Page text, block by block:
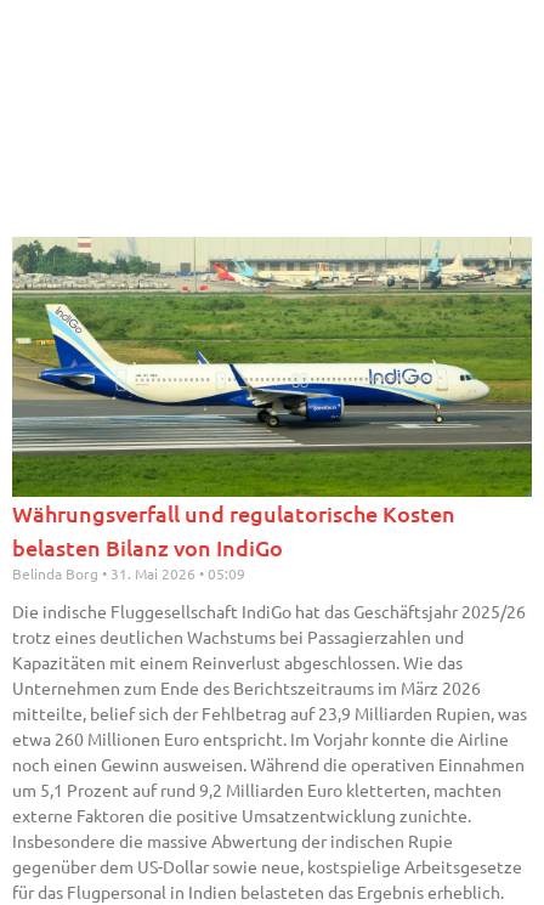
Währungsverfall und regulatorische Kosten
belasten Bilanz von IndiGo
Belinda Borg 31. Mai 2026 05:09
Die indische Fluggesellschaft IndiGo hat das Geschäftsjahr 2025/26
trotz eines deutlichen Wachstums bei Passagierzahlen und
Kapazitäten mit einem Reinverlust abgeschlossen. Wie das
Unternehmen zum Ende des Berichtszeitraums im März 2026
mitteilte, belief sich der Fehlbetrag auf 23,9 Milliarden Rupien, was
etwa 260 Millionen Euro entspricht. Im Vorjahr konnte die Airline
noch einen Gewinn ausweisen. Während die operativen Einnahmen
um 5,1 Prozent auf rund 9,2 Milliarden Euro kletterten, machten
externe Faktoren die positive Umsatzentwicklung zunichte.
Insbesondere die massive Abwertung der indischen Rupie
gegenüber dem US-Dollar sowie neue, kostspielige Arbeitsgesetze
für das Flugpersonal in Indien belasteten das Ergebnis erheblich.